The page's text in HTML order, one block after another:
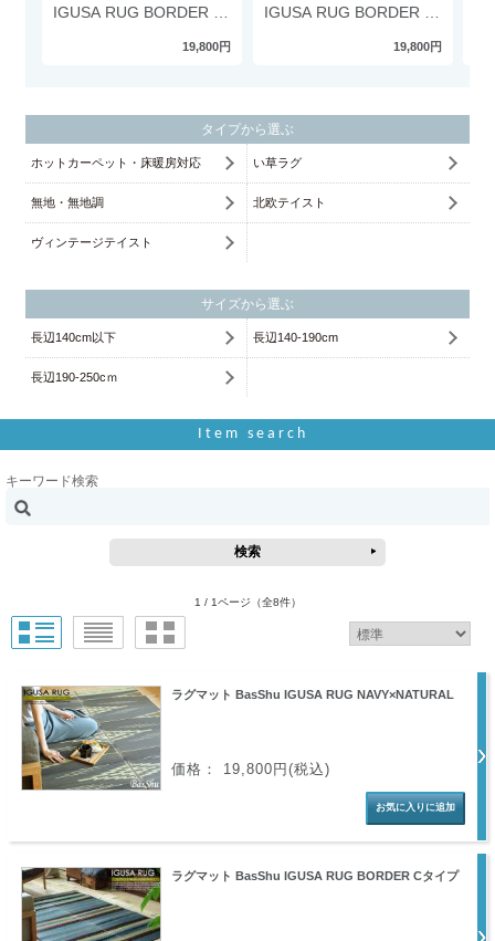
IGUSA RUG BORDER B
19,800円
IGUSA RUG BORDER A
19,800円
タイプから選ぶ
ホットカーペット・床暖房対応 い草ラグ
無地・無地調 北欧テイスト
ヴィンテージテイスト
サイズから選ぶ
長辺140cm以下 長辺140-190cm
長辺190-250cｍ
Item search
キーワード検索
1 / 1ページ （全8件）
ラグマット BasShu IGUSA RUG NAVY×NATURAL
価格： 19,800円(税込)
ラグマット BasShu IGUSA RUG BORDER Cタイプ